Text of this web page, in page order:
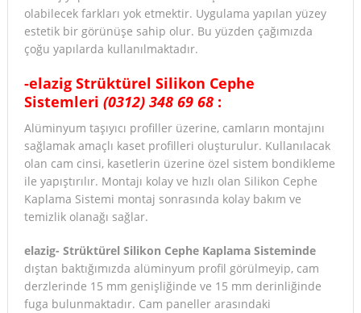
olabilecek farkları yok etmektir. Uygulama yapılan yüzey
estetik bir görünüşe sahip olur. Bu yüzden çağımızda
çoğu yapılarda kullanılmaktadır.
-elazig Strüktürel Silikon Cephe
Sistemleri (0312) 348 69 68 :
Alüminyum taşıyıcı profiller üzerine, camların montajını
sağlamak amaçlı kaset profilleri oluşturulur. Kullanılacak
olan cam cinsi, kasetlerin üzerine özel sistem bondikleme
ile yapıştırılır. Montajı kolay ve hızlı olan Silikon Cephe
Kaplama Sistemi montaj sonrasında kolay bakım ve
temizlik olanağı sağlar.
elazig- Strüktürel Silikon Cephe Kaplama Sisteminde
dıştan baktığımızda alüminyum profil görülmeyip, cam
derzlerinde 15 mm genişliğinde ve 15 mm derinliğinde
fuga bulunmaktadır. Cam paneller arasındaki